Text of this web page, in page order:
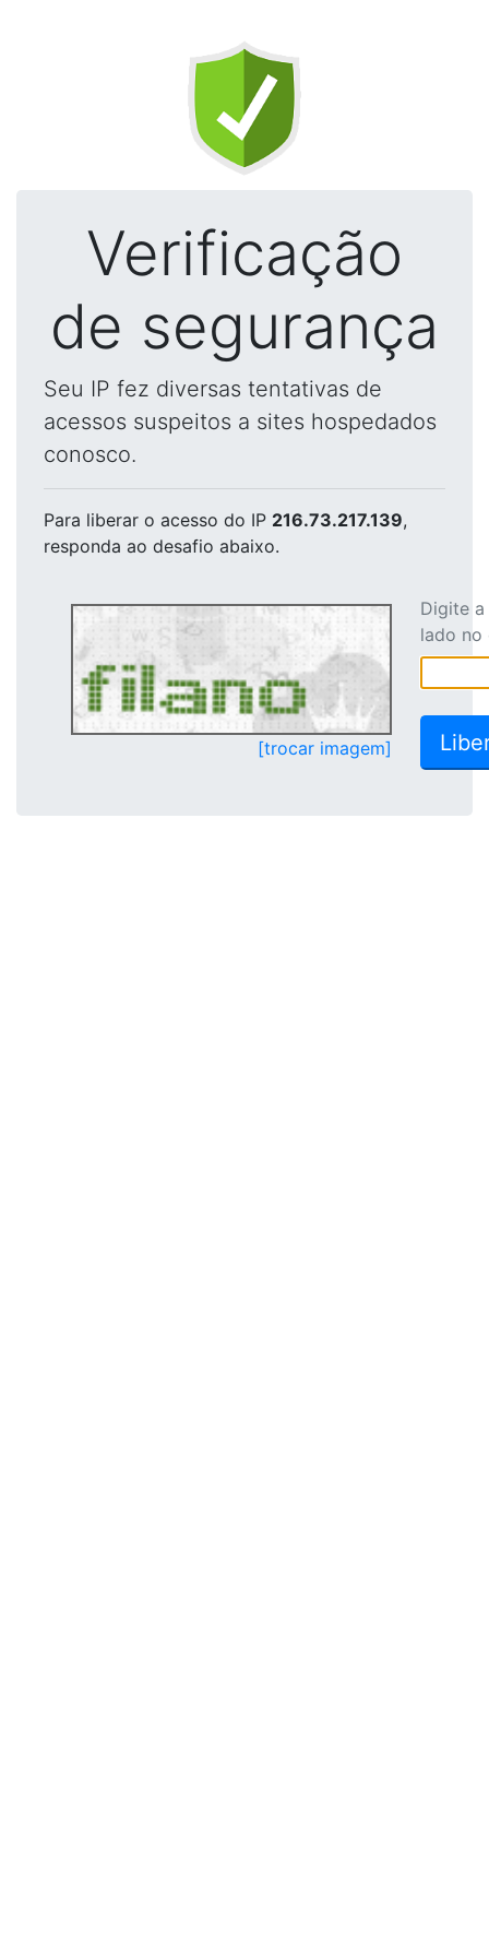
Verificação
de segurança
Seu IP fez diversas tentativas de
acessos suspeitos a sites hospedados
conosco.
Para liberar o acesso do IP 216.73.217.139,
responda ao desafio abaixo.
[trocar imagem]
Digite
lado no